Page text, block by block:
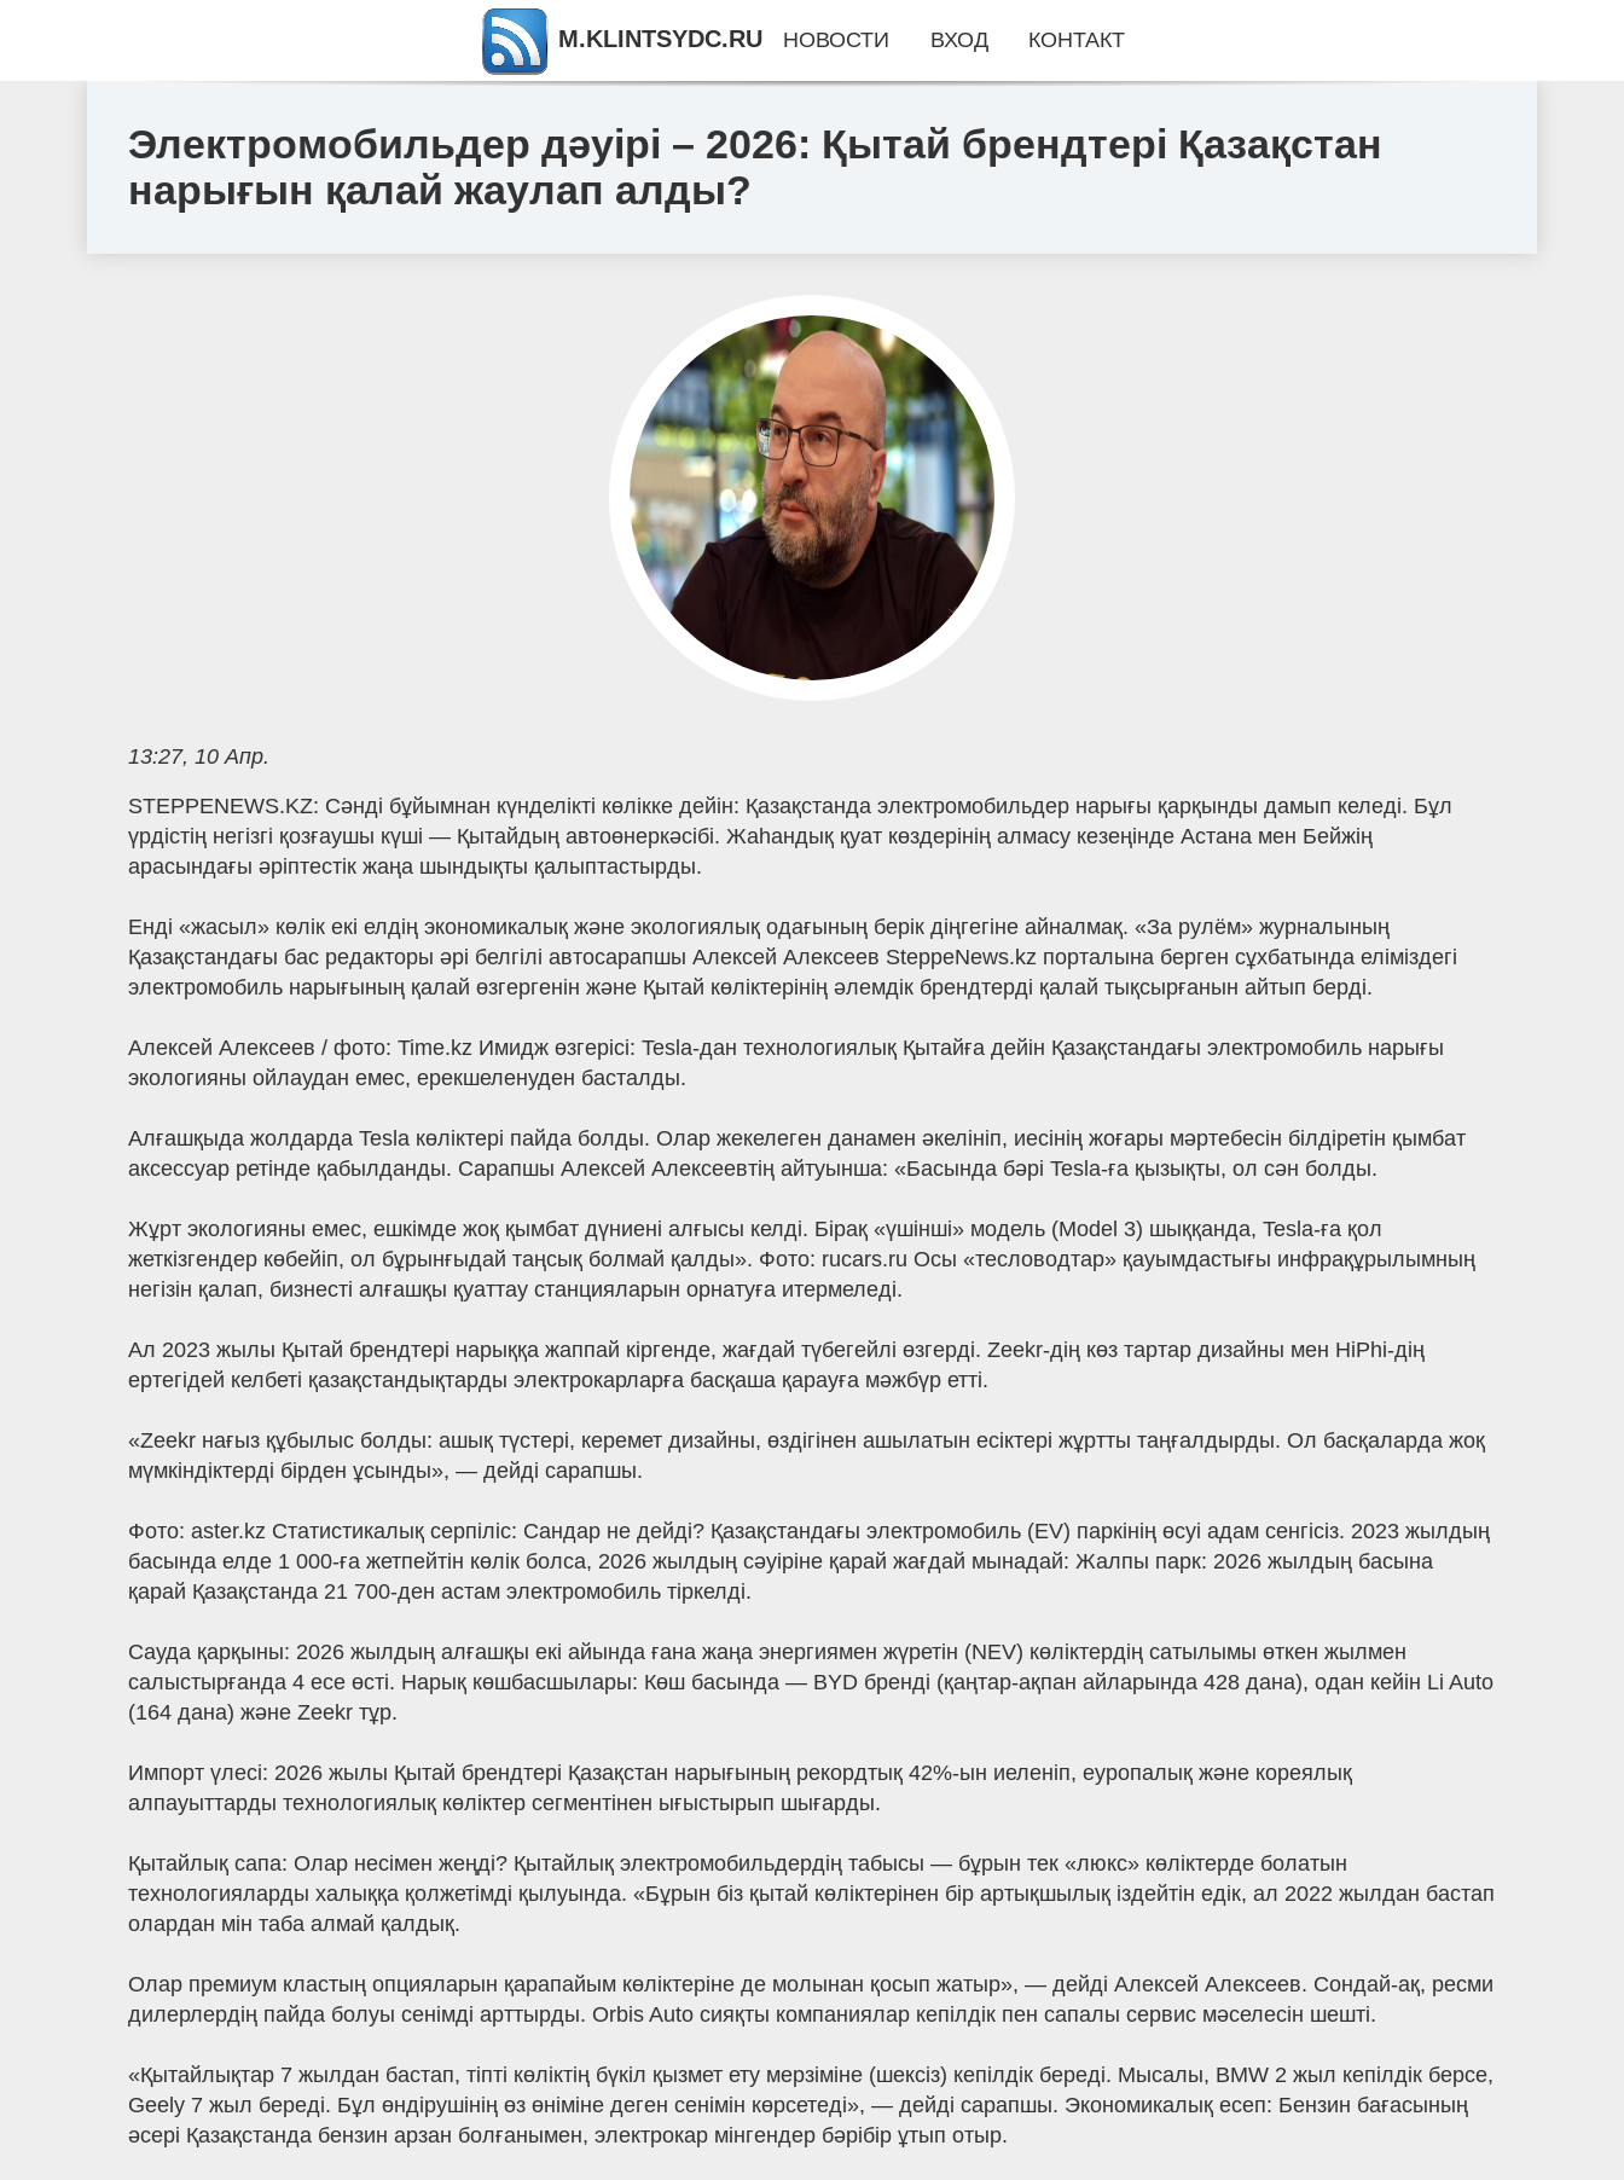
Электромобильдер дәуірі – 2026: Қытай брендтері Қазақстан
нарығын қалай жаулап алды?
13:27, 10 Апр.
STEPPENEWS.KZ: Сәнді бұйымнан күнделікті көлікке дейін: Қазақстанда электромобильдер нарығы қарқынды дамып келеді. Бұл
үрдістің негізгі қозғаушы күші — Қытайдың автоөнеркәсібі. Жаһандық қуат көздерінің алмасу кезеңінде Астана мен Бейжің
арасындағы әріптестік жаңа шындықты қалыптастырды.
Енді «жасыл» көлік екі елдің экономикалық және экологиялық одағының берік діңгегіне айналмақ. «За рулём» журналының
Қазақстандағы бас редакторы әрі белгілі автосарапшы Алексей Алексеев SteppeNews.kz порталына берген сұхбатында еліміздегі
электромобиль нарығының қалай өзгергенін және Қытай көліктерінің әлемдік брендтерді қалай тықсырғанын айтып берді.
Алексей Алексеев / фото: Time.kz Имидж өзгерісі: Tesla-дан технологиялық Қытайға дейін Қазақстандағы электромобиль нарығы
экологияны ойлаудан емес, ерекшеленуден басталды.
Алғашқыда жолдарда Tesla көліктері пайда болды. Олар жекелеген данамен әкелініп, иесінің жоғары мәртебесін білдіретін қымбат
аксессуар ретінде қабылданды. Сарапшы Алексей Алексеевтің айтуынша: «Басында бәрі Tesla-ға қызықты, ол сән болды.
Жұрт экологияны емес, ешкімде жоқ қымбат дүниені алғысы келді. Бірақ «үшінші» модель (Model 3) шыққанда, Tesla-ға қол
жеткізгендер көбейіп, ол бұрынғыдай таңсық болмай қалды». Фото: rucars.ru Осы «тесловодтар» қауымдастығы инфрақұрылымның
негізін қалап, бизнесті алғашқы қуаттау станцияларын орнатуға итермеледі.
Ал 2023 жылы Қытай брендтері нарыққа жаппай кіргенде, жағдай түбегейлі өзгерді. Zeekr-дің көз тартар дизайны мен HiPhi-дің
ертегідей келбеті қазақстандықтарды электрокарларға басқаша қарауға мәжбүр етті.
«Zeekr нағыз құбылыс болды: ашық түстері, керемет дизайны, өздігінен ашылатын есіктері жұртты таңғалдырды. Ол басқаларда жоқ
мүмкіндіктерді бірден ұсынды», — дейді сарапшы.
Фото: aster.kz Статистикалық серпіліс: Сандар не дейді? Қазақстандағы электромобиль (EV) паркінің өсуі адам сенгісіз. 2023 жылдың
басында елде 1 000-ға жетпейтін көлік болса, 2026 жылдың сәуіріне қарай жағдай мынадай: Жалпы парк: 2026 жылдың басына
қарай Қазақстанда 21 700-ден астам электромобиль тіркелді.
Сауда қарқыны: 2026 жылдың алғашқы екі айында ғана жаңа энергиямен жүретін (NEV) көліктердің сатылымы өткен жылмен
салыстырғанда 4 есе өсті. Нарық көшбасшылары: Көш басында — BYD бренді (қаңтар-ақпан айларында 428 дана), одан кейін Li Auto
(164 дана) және Zeekr тұр.
Импорт үлесі: 2026 жылы Қытай брендтері Қазақстан нарығының рекордтық 42%-ын иеленіп, еуропалық және кореялық
алпауыттарды технологиялық көліктер сегментінен ығыстырып шығарды.
Қытайлық сапа: Олар несімен жеңді? Қытайлық электромобильдердің табысы — бұрын тек «люкс» көліктерде болатын
технологияларды халыққа қолжетімді қылуында. «Бұрын біз қытай көліктерінен бір артықшылық іздейтін едік, ал 2022 жылдан бастап
олардан мін таба алмай қалдық.
Олар премиум кластың опцияларын қарапайым көліктеріне де молынан қосып жатыр», — дейді Алексей Алексеев. Сондай-ақ, ресми
дилерлердің пайда болуы сенімді арттырды. Orbis Auto сияқты компаниялар кепілдік пен сапалы сервис мәселесін шешті.
«Қытайлықтар 7 жылдан бастап, тіпті көліктің бүкіл қызмет ету мерзіміне (шексіз) кепілдік береді. Мысалы, BMW 2 жыл кепілдік берсе,
Geely 7 жыл береді. Бұл өндірушінің өз өніміне деген сенімін көрсетеді», — дейді сарапшы. Экономикалық есеп: Бензин бағасының
әсері Қазақстанда бензин арзан болғанымен, электрокар мінгендер бәрібір ұтып отыр.
M.KLINTSYDC.RU НОВОСТИ ВХОД КОНТАКТ